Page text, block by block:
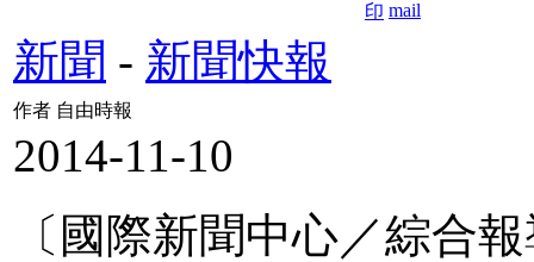
新聞 - 新聞快報
作者 自由時報
2014-11-10
〔國際新聞中心／綜合